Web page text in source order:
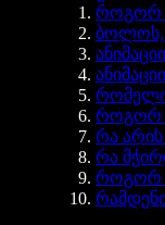
როგორ
ბოლოს,
როგორ
რა არის
რა
როგორ